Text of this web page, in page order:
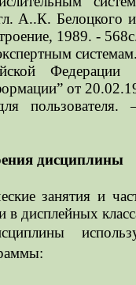
А..К.
1989. -
от
дисциплины
занятия и
в дисплейных